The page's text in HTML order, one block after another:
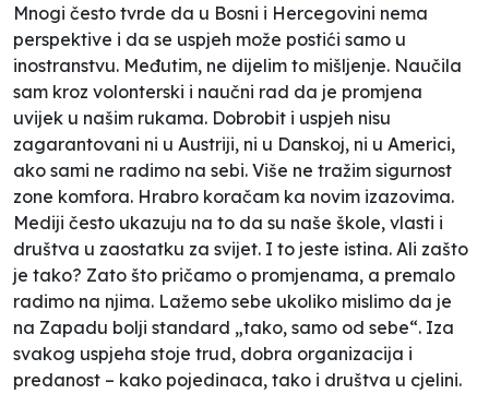
Mnogi često tvrde da u Bosni i Hercegovini nema
perspektive i da se uspjeh može postići samo u
inostranstvu. Međutim, ne dijelim to mišljenje. Naučila
sam kroz volonterski i naučni rad da je promjena
uvijek u našim rukama. Dobrobit i uspjeh nisu
zagarantovani ni u Austriji, ni u Danskoj, ni u Americi,
ako sami ne radimo na sebi. Više ne tražim sigurnost
zone komfora. Hrabro koračam ka novim izazovima.
Mediji često ukazuju na to da su naše škole, vlasti i
društva u zaostatku za svijet. I to jeste istina. Ali zašto
je tako? Zato što pričamo o promjenama, a premalo
radimo na njima. Lažemo sebe ukoliko mislimo da je
na Zapadu bolji standard „tako, samo od sebe“. Iza
svakog uspjeha stoje trud, dobra organizacija i
predanost – kako pojedinaca, tako i društva u cjelini.